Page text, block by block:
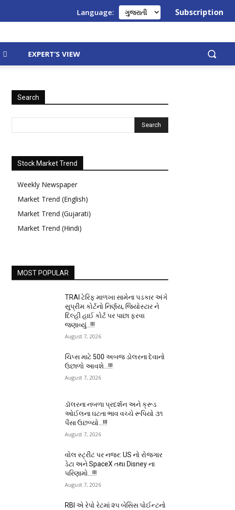
Language: Subscription
EXPERT’S VIEW
Search
Stock Market Trend
Weekly Newspaper
Market Trend (English)
Market Trend (Gujarati)
Market Trend (Hindi)
MOST POPULAR
TRAI ટેરિફ માળખા સામેના પડકાર અંગે
સુપ્રીમ કોર્ટનો નિર્ણય, જિયોસ્ટાર ને
દિલ્હી હાઈ કોર્ટ પર પાછા ફરવા
જણાવ્યું…!!!
August 7, 2026
ચિપ્સ માટે 500 અબજ ડોલરના દેવાનો
ઉછાળો આવશે…!!!
August 7, 2026
ડૉલરના નબળા પ્રદર્શન અને ક્રૂડ
ઓઈલના ઘટતા ભાવ વચ્ચે રૂપિયો ૩૧
પૈસા ઉછળ્યો…!!!
August 7, 2026
વોલ સ્ટ્રીટ પર નજર: US નો રોજગાર
ડેટા અને SpaceX તથા Disney ના
પરિણામો…!!!
August 7, 2026
RBI એ રેપો રેટમાં ૨૫ બેસિસ પોઈન્ટનો